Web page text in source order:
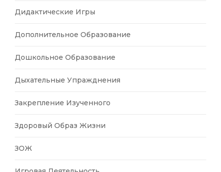
Дидактические Игры
Дополнительное Образование
Дошкольное Образование
Дыхательные Упражднения
Закрепление Изученного
Здоровый Образ Жизни
ЗОЖ